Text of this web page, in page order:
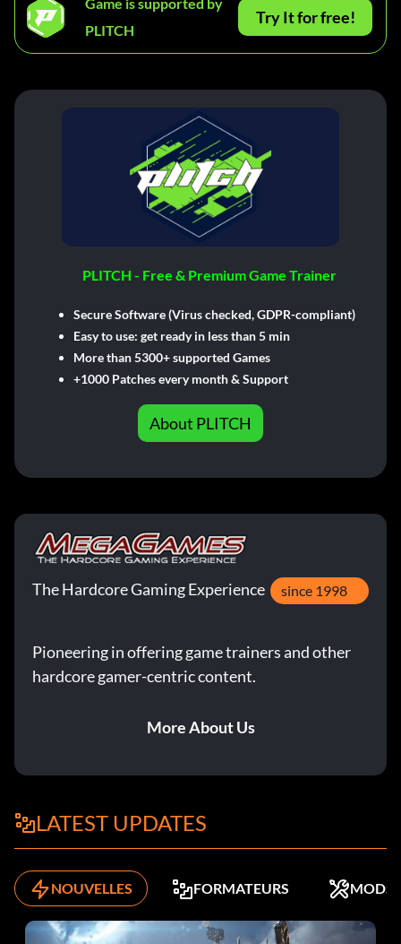
PLITCH
Try It for free!
PLITCH - Free & Premium Game Trainer
Secure Software (Virus checked, GDPR-compliant)
Easy to use: get ready in less than 5 min
More than 5300+ supported Games
+1000 Patches every month & Support
About PLITCH
The Hardcore Gaming Experience since 1998
Pioneering in offering game trainers and other
hardcore gamer-centric content.
More About Us
LATEST UPDATES
NOUVELLES FORMATEURS MODS